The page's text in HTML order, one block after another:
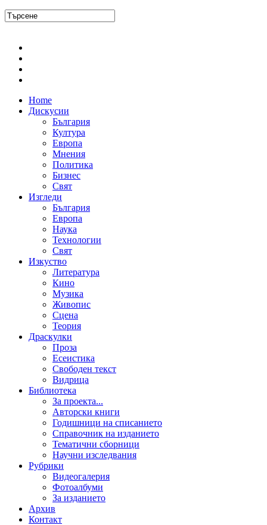
Home
Дискусии
България
Култура
Европа
Мнения
Политика
Бизнес
Свят
Изгледи
България
Европа
Наука
Технологии
Свят
Изкуство
Литература
Кино
Музика
Живопис
Сцена
Теория
Драскулки
Проза
Есеистика
Свободен текст
Видрица
Библиотека
За проекта...
Авторски книги
Годишници на списанието
Справочник на изданието
Тематични сборници
Научни изследвания
Рубрики
Видеогалерия
Фотоалбуми
За изданието
Архив
Контакт